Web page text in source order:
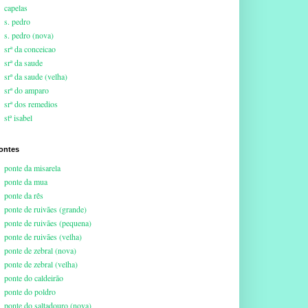
capelas
s. pedro
s. pedro (nova)
srª da conceicao
srª da saude
srª da saude (velha)
srª do amparo
srª dos remedios
stª isabel
ponte da misarela
ponte da mua
ponte da rês
ponte de ruivães (grande)
ponte de ruivães (pequena)
ponte de ruivães (velha)
ponte de zebral (nova)
ponte de zebral (velha)
ponte do caldeirão
ponte do poldro
ponte do saltadouro (nova)